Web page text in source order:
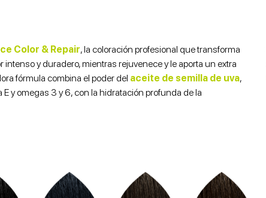
Color & Repair, la coloración profesional que transforma
intenso y duradero, mientras rejuvenece y le aporta un extra
fórmula combina el poder del aceite de semilla de uva,
y omegas 3 y 6, con la hidratación profunda de la